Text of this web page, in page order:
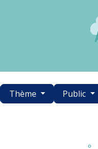
Thème Public